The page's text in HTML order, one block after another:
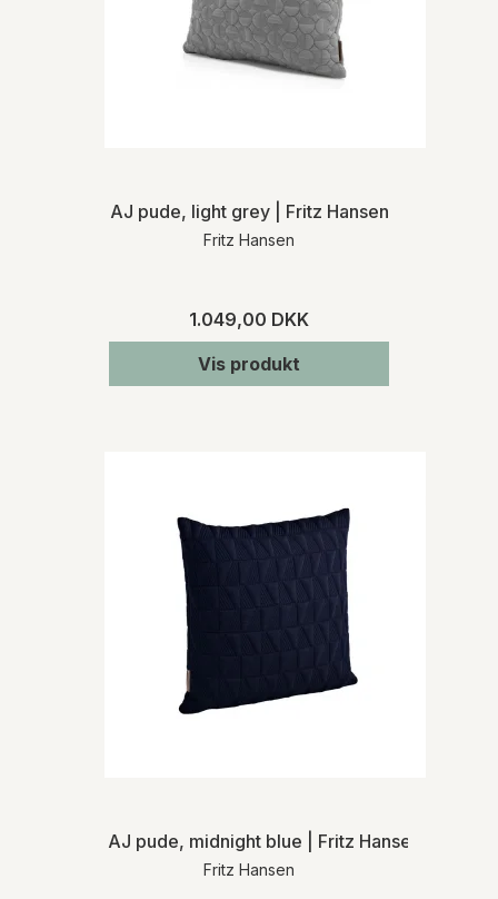
AJ pude, light grey | Fritz Hansen
Fritz Hansen
1.049,00 DKK
Vis produkt
AJ pude, midnight blue | Fritz Hansen
Fritz Hansen